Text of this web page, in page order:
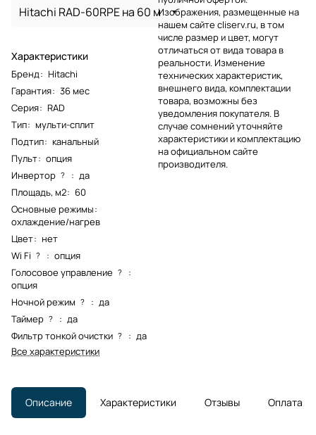
Hitachi RAD-60RPE на 60 м
Характеристики
Бренд: Hitachi
Гарантия: 36 мес
Серия: RAD
Тип: мульти-сплит
Подтип: канальный
Пульт: опция
Инвертор ? : да
Площадь, м2: 60
Основные режимы:
охлаждение/нагрев
Цвет: нет
Wi Fi ? : опция
Голосовое управление ?
:
опция
Ночной режим ? : да
Таймер ? : да
Фильтр тонкой очистки ? : да
Все характеристики
Изображения, размещенные на
нашем сайте cliserv.ru, в том
числе размер и цвет, могут
отличаться от вида товара в
реальности. Изменение
технических характеристик,
внешнего вида, комплектации
товара, возможны без
уведомления покупателя. В
случае сомнений уточняйте
характеристики и комплектацию
на официальном сайте
производителя.
Описание Характеристики Отзывы Оплата